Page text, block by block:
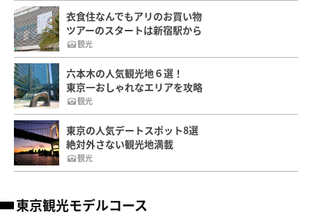
衣食住なんでもアリのお買い物
ツアーのスタートは新宿駅から
観光
六本木の人気観光地６選！
東京一おしゃれなエリアを攻略
観光
東京の人気デートスポット8選
絶対外さない観光地満載
観光
東京観光モデルコース